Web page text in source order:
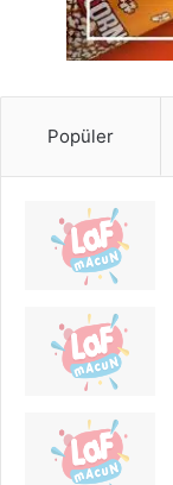
Popüler